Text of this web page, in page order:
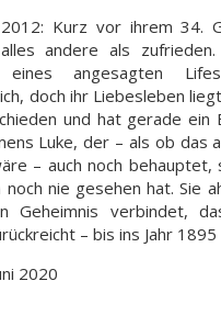
2012: Kurz vor ihrem 34.
andere als
eines angesagten
doch ihr Liebesleben
und hat gerade ein
Luke, der – als ob das
– auch noch behauptet,
nie gesehen hat. Sie
Geheimnis verbindet,
– bis ins Jahr
2020